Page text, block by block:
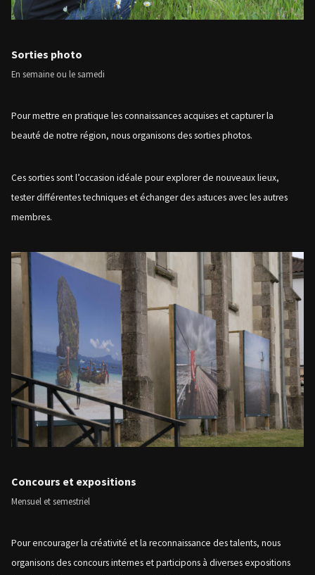
Sorties photo
En semaine ou le samedi
Pour mettre en pratique les connaissances acquises et capturer la
beauté de notre région, nous organisons des sorties photos.
Ces sorties sont l’occasion idéale pour explorer de nouveaux lieux,
tester différentes techniques et échanger des astuces avec les autres
membres.
Concours et expositions
Mensuel et semestriel
Pour encourager la créativité et la reconnaissance des talents, nous
organisons des concours internes et participons à diverses expositions